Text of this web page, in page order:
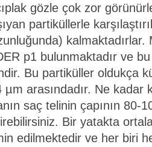
gözle çok zor
partiküllerle
kalmaktadırlar.
p1 bulunmaktadır ve
Bu partiküller oldukça
arasındadır. Ne kadar
saç telinin çapının 80-
Bir yatakta
edilmektedir ve her biri